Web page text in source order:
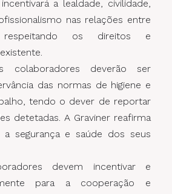
a lealdade, civilidade,
nas relações entre
respeitando os direitos e
colaboradores deverão ser
das normas de higiene e
tendo o dever de reportar
detetadas. A Graviner reafirma
segurança e saúde dos seus
devem incentivar e
para a cooperação e